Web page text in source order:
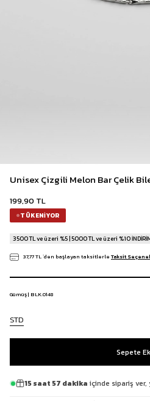
Unisex Çizgili Melon Bar Çelik
199,90 TL
TÜKENIYOR
3500 TL ve üzeri %5 | 5000 TL ve üzeri %10
37,77 TL`den başlayan taksitlerle Taksit
Gümüş | BLK.0148
STD
15 saat 57 dakika içinde sipariş ver,